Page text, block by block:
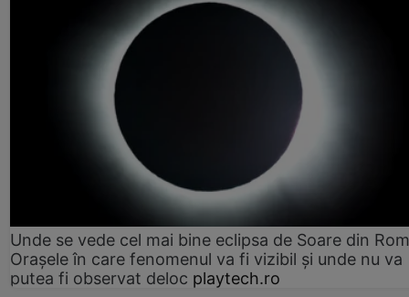
Unde se vede cel mai bine eclipsa de Soare din
Orașele în care fenomenul va fi vizibil și unde nu va
putea fi observat deloc playtech.ro